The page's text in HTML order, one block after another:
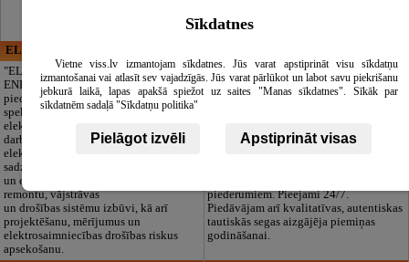
ELECTRIC ENERGY
"ELECTRIC
ENERGY Kandava"
piedāvā pilna
spektra
elektromontāžas
darbus,
elektroinstalācijas,
sadzīves tehnikas
un elektronikas
remontu, vājstrāvas
un drošības sistēmu izbūvi, kā arī
projektēšanu, mērījumus un
elektrosaimniecības drošības riskus
apsekošanu.
PAKALPOJUMI, SIA
Cieņpilnas atvadas
bez liekām raizēm.
pilnas bēru
piederumiem. Pieejami 24/7.
Piedāvājam arī kvalitatīvas, autentiskas
tautiskās segas aizgājēja piemiņas
godināšanai.
Sīkdatnes
Vietne viss.lv izmantojam sīkdatnes. Jūs varat apstiprināt visu sīkdatņu
izmantošanai vai atlasīt sev vajadzīgās. Jūs varat pārlūkot un labot savu piekrišanu
jebkurā laikā, lapas apakšā spiežot uz saites "Manas sīkdatnes". Sīkāk par
sīkdatnēm sadaļā "Sīkdatņu politika"
Pielāgot izvēli Apstiprināt visas